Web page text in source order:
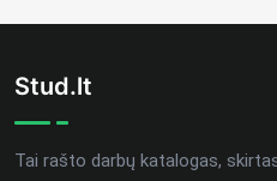
Stud.lt
Tai rašto darbų katalogas,